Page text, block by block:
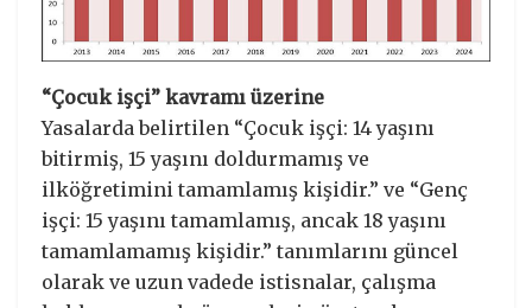
“Çocuk işçi” kavramı üzerine
Yasalarda belirtilen “Çocuk işçi: 14 yaşını
bitirmiş, 15 yaşını doldurmamış ve
ilköğretimini tamamlamış kişidir.” ve “Genç
işçi: 15 yaşını tamamlamış, ancak 18 yaşını
tamamlamamış kişidir.” tanımlarını güncel
olarak ve uzun vadede istisnalar, çalışma